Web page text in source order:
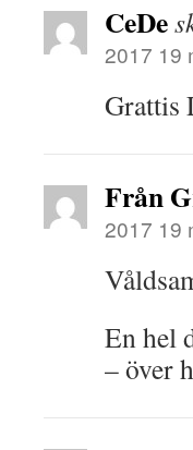
CeDe
2017 19
Grattis
Från
2017 19
En hel
– över